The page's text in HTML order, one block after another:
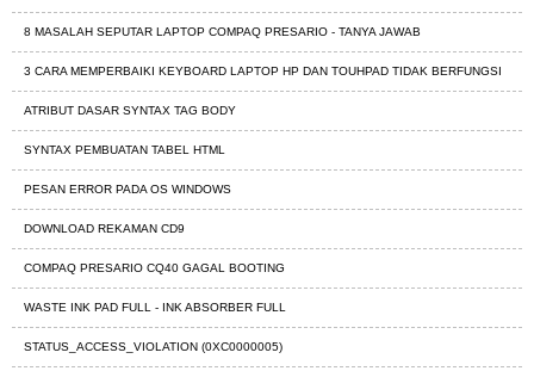
8 MASALAH SEPUTAR LAPTOP COMPAQ PRESARIO - TANYA JAWAB
3 CARA MEMPERBAIKI KEYBOARD LAPTOP HP DAN TOUHPAD TIDAK BERFUNGSI
ATRIBUT DASAR SYNTAX TAG BODY
SYNTAX PEMBUATAN TABEL HTML
PESAN ERROR PADA OS WINDOWS
DOWNLOAD REKAMAN CD9
COMPAQ PRESARIO CQ40 GAGAL BOOTING
WASTE INK PAD FULL - INK ABSORBER FULL
STATUS_ACCESS_VIOLATION (0XC0000005)